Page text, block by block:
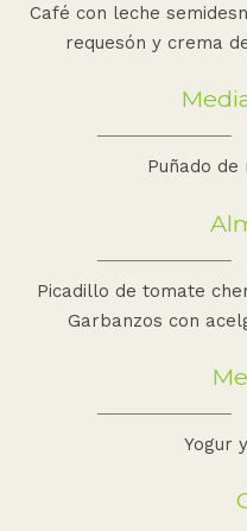
Café con leche
requesón y crema
Puñado de
Picadillo de tomate
Garbanzos con
Yogur